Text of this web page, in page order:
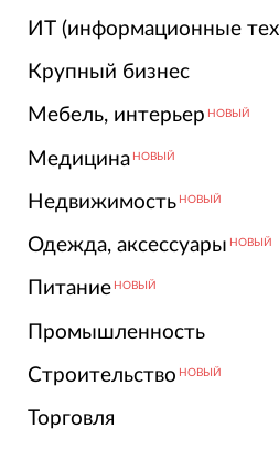
ИТ (информационные
Крупный бизнес
Мебель, интерьер НОВЫЙ
Медицина НОВЫЙ
Недвижимость НОВЫЙ
Одежда, аксессуары НОВЫЙ
Питание НОВЫЙ
Промышленность
Строительство НОВЫЙ
Торговля